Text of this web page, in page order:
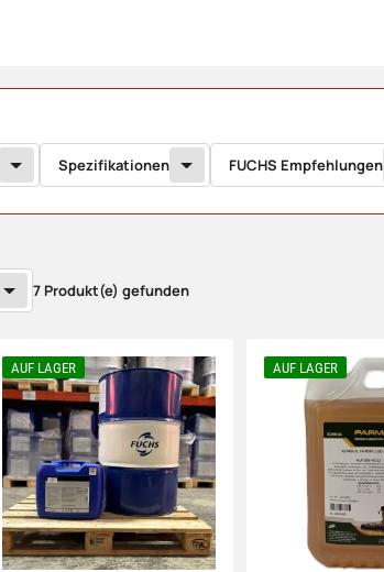
Spezifikationen FUCHS Empfehlungen
7 Produkt(e) gefunden
AUF LAGER AUF LAGER